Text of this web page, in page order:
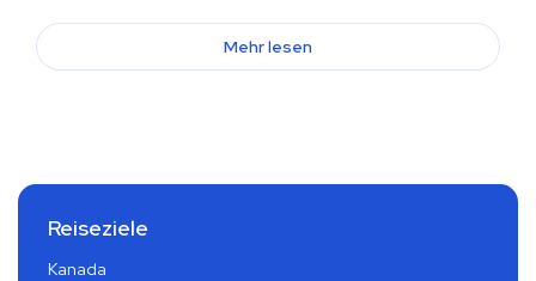
Mehr lesen
Reiseziele
Kanada